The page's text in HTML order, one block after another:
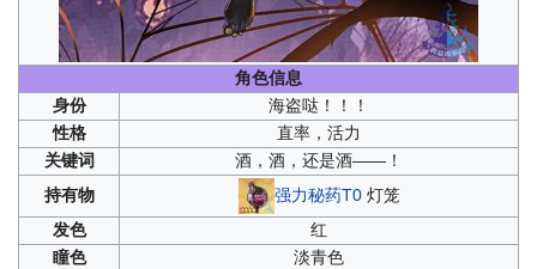
角色信息
身份
海盗哒！！！
性格
直率，活力
关键词
酒，酒，还是酒——！
持有物
强力秘药T0灯笼
发色
红
瞳色
淡青色